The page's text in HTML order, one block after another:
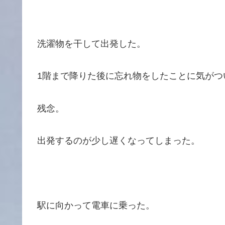
洗濯物を干して出発した。
1階まで降りた後に忘れ物をしたことに気が
残念。
出発するのが少し遅くなってしまった。
駅に向かって電車に乗った。